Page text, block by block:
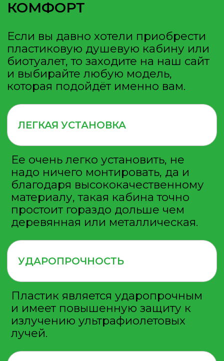
ОТПРАВИТЬ
ООО «Полимер-Сервис»
ОГРН 1135029006221
УСЛУГИ
О КОМПАНИИ
Продажа туалетных кабин
Краткосрочная аренда
Долгосрочная аренда
На мероприятие
На стройплощадку
Откачка кабин
Мойка и чистка
Разморозка
Ассенизаторские услуги
Информация
На сутки